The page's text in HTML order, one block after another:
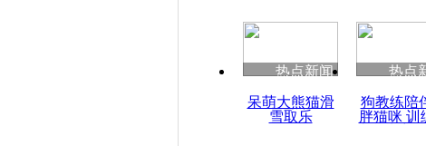
热点新闻
呆萌大熊猫滑
雪取乐
热点
狗教练陪
胖猫咪 训